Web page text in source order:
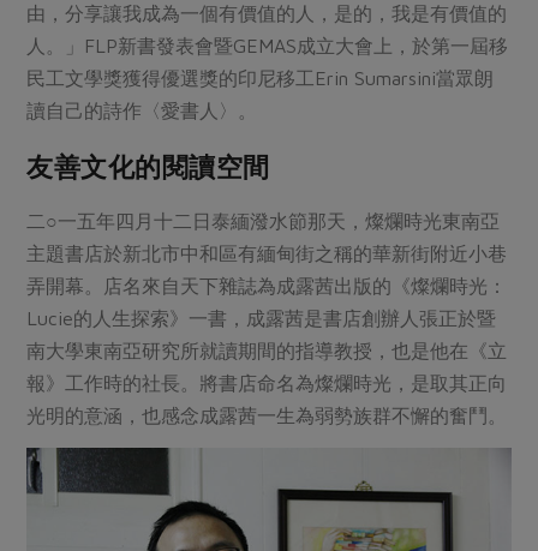
由，分享讓我成為一個有價值的人，是的，我是有價值的
人。」FLP新書發表會暨GEMAS成立大會上，於第一屆移
民工文學獎獲得優選獎的印尼移工Erin Sumarsini當眾朗
讀自己的詩作〈愛書人〉。
友善文化的閱讀空間
二○一五年四月十二日泰緬潑水節那天，燦爛時光東南亞
主題書店於新北市中和區有緬甸街之稱的華新街附近小巷
弄開幕。店名來自天下雜誌為成露茜出版的《燦爛時光：
Lucie的人生探索》一書，成露茜是書店創辦人張正於暨
南大學東南亞研究所就讀期間的指導教授，也是他在《立
報》工作時的社長。將書店命名為燦爛時光，是取其正向
光明的意涵，也感念成露茜一生為弱勢族群不懈的奮鬥。